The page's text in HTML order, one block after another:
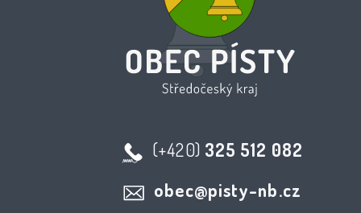
(+420) 325 512 082
obec@pisty-nb.cz